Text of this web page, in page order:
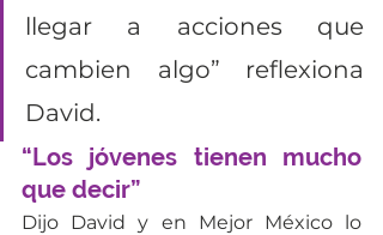
llegar a acciones que
cambien algo” reflexiona
David.
“Los jóvenes tienen mucho
que decir”
Dijo David y en Mejor México lo